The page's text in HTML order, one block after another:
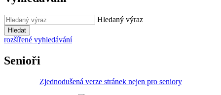
Hledaný výraz
Hledat
rozšířené vyhledávání
Senioři
Zjednodušená verze stránek nejen pro seniory